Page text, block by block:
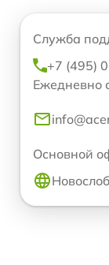
Служба
+7 (495)
Ежедневно
Основной